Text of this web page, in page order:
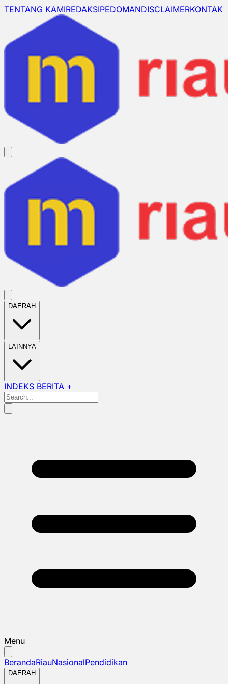
TENTANG KAMIREDAKSIPEDOMANDISCLAIMERKONTAK
DAERAH
LAINNYA
INDEKS BERITA +
Menu
BerandaRiauNasionalPendidikan
DAERAH